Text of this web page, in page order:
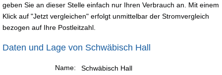
geben Sie an dieser Stelle einfach nur Ihren Verbrauch an. Mit einem
Klick auf "Jetzt vergleichen" erfolgt unmittelbar der Stromvergleich
bezogen auf Ihre Postleitzahl.
Daten und Lage von Schwäbisch Hall
Name:
Schwäbisch Hall